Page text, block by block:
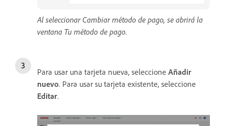
Al seleccionar Cambiar método de pago, se abrirá la
ventana Tu método de pago.
Para usar una tarjeta nueva, seleccione Añadir
nuevo. Para usar su tarjeta existente, seleccione
Editar.